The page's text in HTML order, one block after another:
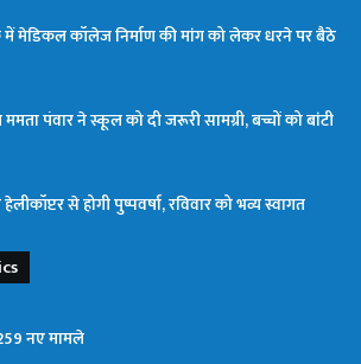
में मेडिकल कॉलेज निर्माण की मांग को लेकर धरने पर बैठे
पंवार ने स्कूल को दी जरूरी सामग्री, बच्चों को बांटी
से होगी पुष्पवर्षा, रविवार को भव्य स्वागत
नए मामले